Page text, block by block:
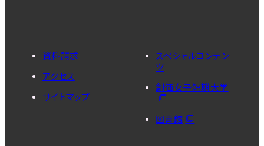
資料請求
アクセス
サイトマップ
スペシャルコンテン
ツ
創価女子短期大学
図書館